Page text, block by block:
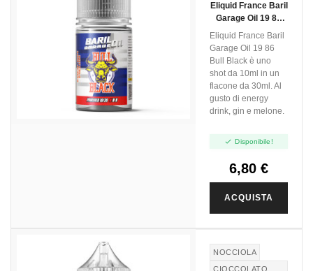
Eliquid France Baril
Garage Oil 19 86
Bull Black - Mini
Shot 10+20
Eliquid France Baril
Garage Oil 19 86
Bull Black è uno
shot da 10ml in un
flacone da 30ml. Al
gusto di energy
drink, gin e melone.
 Disponibile!
6,80 €
ACQUISTA
NOCCIOLA
CIOCCOLATO